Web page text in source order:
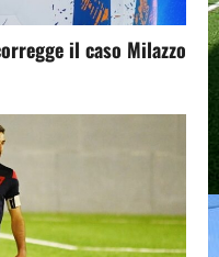
il caso Milazzo